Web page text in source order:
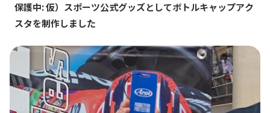
保護中: 仮）スポーツ公式グッズとしてボトルキャップアク
スタを制作しました